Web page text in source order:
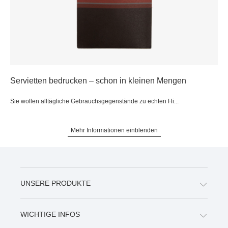
Servietten bedrucken – schon in kleinen Mengen
Sie wollen alltägliche Gebrauchsgegenstände zu echten Hi...
Mehr Informationen einblenden
UNSERE PRODUKTE
WICHTIGE INFOS